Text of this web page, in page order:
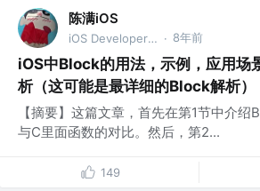
陈满iOS
iOS Developer @https://xiaozhuanlan.com/u/cimain · 8年前
iOS中Block的用法，示例，应用场
析（这可能是最详细的Block解析）
【摘要】这篇文章，首先在第1节中介绍
与C里面函数的对比。然后，第2...
149